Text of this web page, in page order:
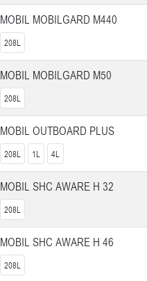
MOBIL MOBILGARD M440
208L
MOBIL MOBILGARD M50
208L
MOBIL OUTBOARD PLUS
208L 1L 4L
MOBIL SHC AWARE H 32
208L
MOBIL SHC AWARE H 46
208L